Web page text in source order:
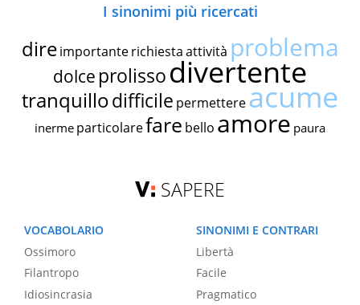
I sinonimi più ricercati
dire importante richiestaattività problema
dolce prolissodivertente
tranquillodifficile permettereacume
inerme particolarefare bello amore paura
SAPERE
VOCABOLARIO
Ossimoro
Filantropo
Idiosincrasia
SINONIMI E CONTRARI
Libertà
Facile
Pragmatico